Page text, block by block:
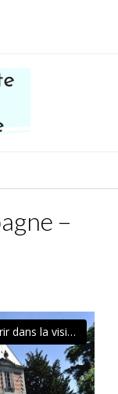
–
Ouvrir dans la visionneuse